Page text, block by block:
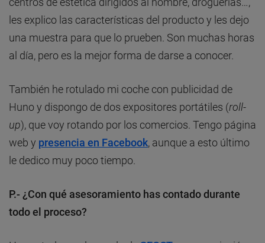
les explico las características del producto y les dejo
una muestra para que lo prueben. Son muchas horas
al día, pero es la mejor forma de darse a conocer.
También he rotulado mi coche con publicidad de
Huno y dispongo de dos expositores portátiles (roll-
up), que voy rotando por los comercios. Tengo página
web y presencia en Facebook, aunque a esto último
le dedico muy poco tiempo.
P.- ¿Con qué asesoramiento has contado durante
todo el proceso?